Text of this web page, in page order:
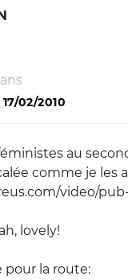
02/2010
au
comme je les
video/
lovely!
pour la route: